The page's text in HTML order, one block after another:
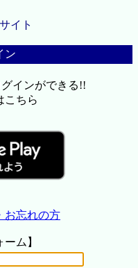
イト
ン
インができる!!
こちら
お忘れの方
ーム】